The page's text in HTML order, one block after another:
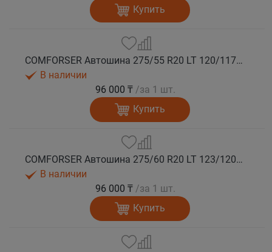
Купить
COMFORSER Автошина 275/55 R20 LT 120/117Q CF9000 R/T RWL 10PR лето
В наличии
96 000 ₸ /за 1 шт.
Купить
COMFORSER Автошина 275/60 R20 LT 123/120Q CF9000 R/T RWL 10PR лето
В наличии
96 000 ₸ /за 1 шт.
Купить